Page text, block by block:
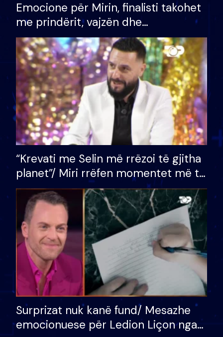
Emocione për Mirin, finalisti takohet
me prindërit, vajzën dhe
bashkëshorten: S’kemi ndonjë letër
divorci apo jo?
“Krevati me Selin më rrëzoi të gjitha
planet”/ Miri rrëfen momentet më të
bukura në shtëpinë e BB VIP: Do më
mungojë zilja e mëngjesit kur…
Surprizat nuk kanë fund/ Mesazhe
emocionuese për Ledion Liçon nga